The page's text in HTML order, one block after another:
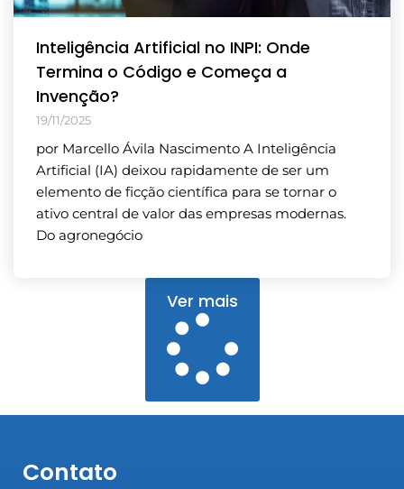
Inteligência Artificial no INPI: Onde
Termina o Código e Começa a
Invenção?
19/11/2025
por Marcello Ávila Nascimento A Inteligência
Artificial (IA) deixou rapidamente de ser um
elemento de ficção científica para se tornar o
ativo central de valor das empresas modernas.
Do agronegócio
Ver mais
Contato